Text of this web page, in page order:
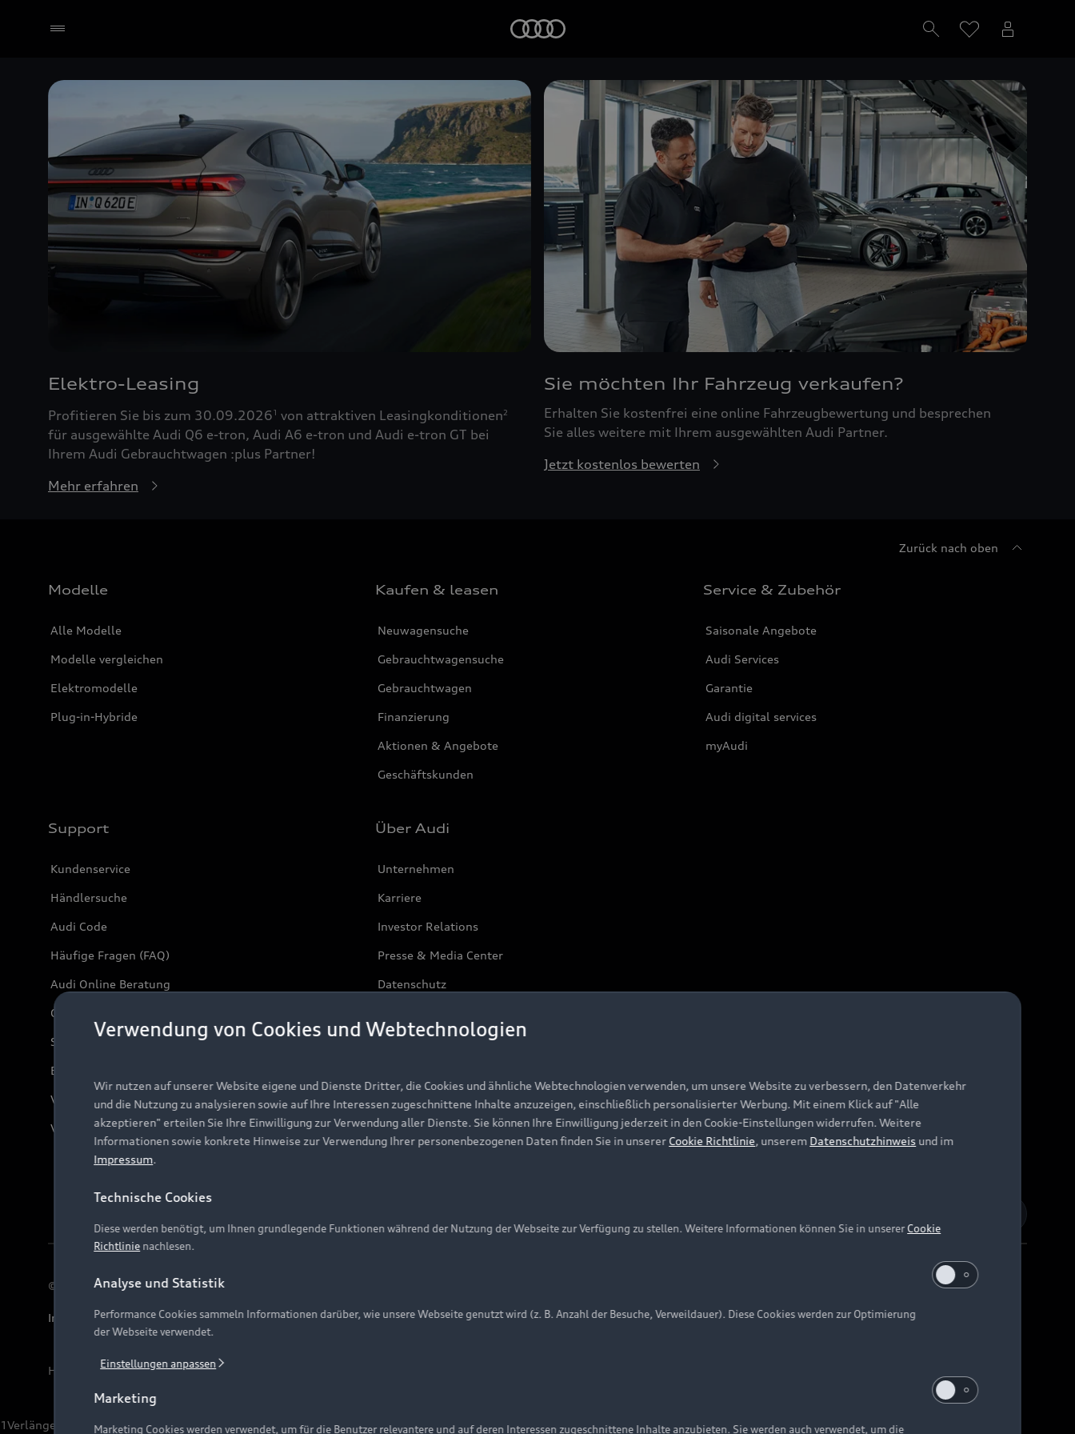
Elektro-Leasing
Profitieren Sie bis zum 30.09.20261 von attraktiven Leasingkonditionen2
für ausgewählte Audi Q6 e-tron, Audi A6 e-tron und Audi e-tron GT bei
Ihrem Audi Gebrauchtwagen :plus Partner!
Mehr erfahren
Sie möchten Ihr Fahrzeug verkaufen?
Erhalten Sie kostenfrei eine online Fahrzeugbewertung und besprechen
Sie alles weitere mit Ihrem ausgewählten Audi Partner.
Jetzt kostenlos bewerten
Zurück nach oben
Modelle
Alle Modelle
Modelle vergleichen
Elektromodelle
Plug-in-Hybride
Kaufen & leasen
Neuwagensuche
Gebrauchtwagensuche
Gebrauchtwagen
Finanzierung
Aktionen & Angebote
Geschäftskunden
Service & Zubehör
Saisonale Angebote
Audi Services
Garantie
Audi digital services
myAudi
Support
Kundenservice
Händlersuche
Audi Code
Häufige Fragen (FAQ)
Audi Online Beratung
Online-Terminvereinbarung
Servicekontakt
Bordbuch & Bedienungsanleitungen
Verträge kündigen
Vertrag widerrufen
Über Audi
Unternehmen
Karriere
Investor Relations
Presse & Media Center
Datenschutz
© 2026 AUDI AG. Alle Rechte vorbehalten
Impressum Rechtliches Hinweisgebersystem Datenschutzinformation Cookie-Einstellungen Cookie-Richtlinie Barrierefreiheit Digital Services Act
Hinweis: Die aktuelle Darstellung und Anordnung der Embleme am Fahrzeug bei allen Abbildungen auf dieser Webseite kann abweichen.
1Verlängerung vorbehalten.
Verwendung von Cookies und Webtechnologien
Wir nutzen auf unserer Website eigene und Dienste Dritter, die Cookies und ähnliche Webtechnologien verwenden, um unsere Website zu verbessern, den Datenverkehr
und die Nutzung zu analysieren sowie auf Ihre Interessen zugeschnittene Inhalte anzuzeigen, einschließlich personalisierter Werbung. Mit einem Klick auf "Alle
akzeptieren" erteilen Sie Ihre Einwilligung zur Verwendung aller Dienste. Sie können Ihre Einwilligung jederzeit in den Cookie-Einstellungen widerrufen. Weitere
Informationen sowie konkrete Hinweise zur Verwendung Ihrer personenbezogenen Daten finden Sie in unserer Cookie Richtlinie, unserem Datenschutzhinweis und im
Impressum.
Technische Cookies
Diese werden benötigt, um Ihnen grundlegende Funktionen während der Nutzung der Webseite zur Verfügung zu stellen. Weitere Informationen können Sie in unsererCookie
Richtlinie nachlesen.
Analyse und Statistik
Performance Cookies sammeln Informationen darüber, wie unsere Webseite genutzt wird (z. B. Anzahl der Besuche, Verweildauer). Diese Cookies werden zur Optimierung
der Webseite verwendet.
Einstellungen anpassen
Marketing
Marketing Cookies werden verwendet, um für die Benutzer relevantere und auf deren Interessen zugeschnittene Inhalte anzubieten. Sie werden auch verwendet, um die